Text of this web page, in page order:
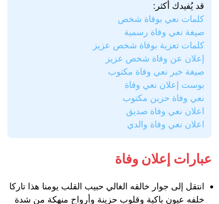
قد يُفيدك أكثر:
كلمات نعي بوفاة شخص
صيغة نعي وفاة رسمية
كلمات تعزية بوفاة شخص عزيز
إعلان عن وفاة شخص عزيز
صيغة خبر نعي وفاة مكتوب
بوست إعلان نعي وفاة
نعي وفاة حزين مكتوب
اعلان نعي وفاة صديق
اعلان نعي وفاة والدي
عبارات إعلان وفاة
انتقل إلى جوار خالقه الغالي حبيب القلب يومنا هذا تاركا
خلفه عيون باكية وقلوب حزينة وأرواح منهكة من شدة